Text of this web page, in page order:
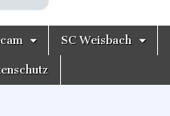
SC Weisbach